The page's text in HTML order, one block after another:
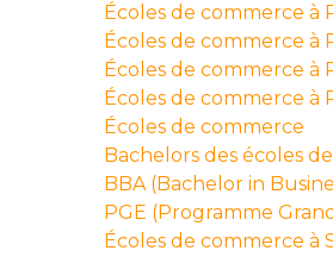
Écoles de commerce à
Écoles de commerce à
Écoles de commerce à
Écoles de commerce à
Écoles de commerce
Bachelors des écoles
BBA (Bachelor in
PGE (Programme
Écoles de commerce à